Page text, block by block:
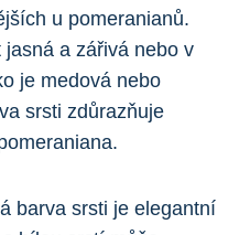
u pomeranianů.
a zářivá nebo v⁣
je medová nebo
srsti zdůrazňuje
barva srsti je elegantní